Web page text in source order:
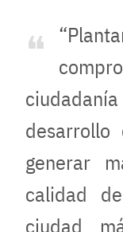
generar
calidad
ciudad